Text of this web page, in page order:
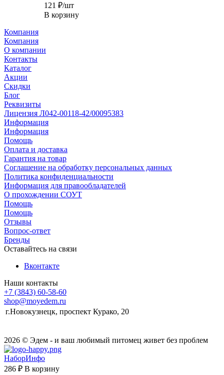
121 ₽/шт
В корзину
Компания
Компания
О компании
Контакты
Каталог
Акции
Скидки
Блог
Реквизиты
Лицензия Л042-00118-42/00095383
Информация
Информация
Помощь
Оплата и доставка
Гарантия на товар
Соглашение на обработку персональных данных
Политика конфиденциальности
Информация для правообладателей
О прохождении СОУТ
Помощь
Помощь
Отзывы
Вопрос-ответ
Бренды
Оставайтесь на связи
Вконтакте
Наши контакты
+7 (3843) 60-58-60
shop@moyedem.ru
г.Новокузнецк, проспект Курако, 20
2026 © Эдем - и ваш любимый питомец живет без проблем
НаборИнфо
286 ₽ В корзину